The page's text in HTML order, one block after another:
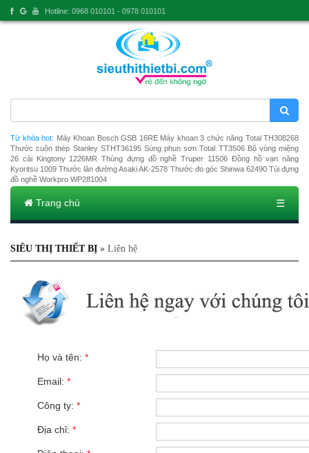
Từ khóa hot: Máy Khoan Bosch GSB 16RE Máy khoan 3 chức năng Total TH308268
Thước cuộn thép Stanley STHT36195 Súng phun sơn Total TT3506 Bộ vòng miệng
26 cái Kingtony 1226MR Thùng đựng đồ nghề Truper 11506 Đồng hồ vạn năng
Kyoritsu 1009 Thước lăn đường Asaki AK-2578 Thước đo góc Shinwa 62490 Túi đựng
đồ nghề Workpro WP281004
Trang chủ ☰
SIÊU THỊ THIẾT BỊ » Liên hệ
Họ và tên: *
Email: *
Công ty: *
Địa chỉ: *
Hotline: 0968 010101 - 0978 010101